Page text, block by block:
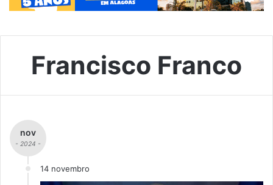
Francisco Franco
nov
- 2024 -
14 novembro